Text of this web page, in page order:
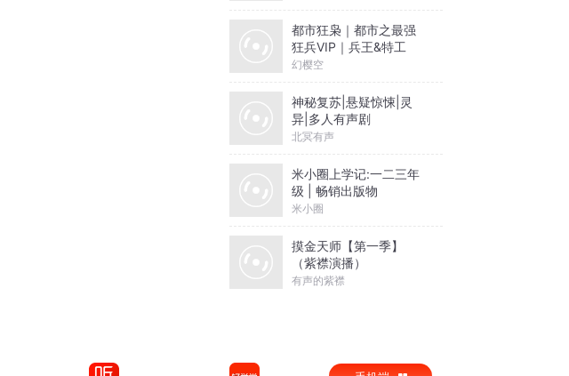
都市狂枭｜都市之最强
狂兵VIP｜兵王&特工
幻樱空
神秘复苏|悬疑惊悚|灵
异|多人有声剧
北冥有声
米小圈上学记:一二三年
级 | 畅销出版物
米小圈
摸金天师【第一季】
（紫襟演播）
有声的紫襟